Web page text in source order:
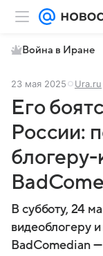
Война в Иране
23 мая 2025 Ura.ru
Его
России:
блогеру-
В субботу, 24
видеоблогеру
BadComedian —